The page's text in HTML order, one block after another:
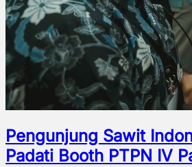
Pengunjung Sawit
Padati Booth PTPN IV